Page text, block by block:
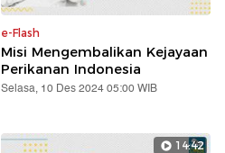
e-Flash
Misi Mengembalikan Kejayaan
Perikanan Indonesia
Selasa, 10 Des 2024 05:00 WIB
14:42